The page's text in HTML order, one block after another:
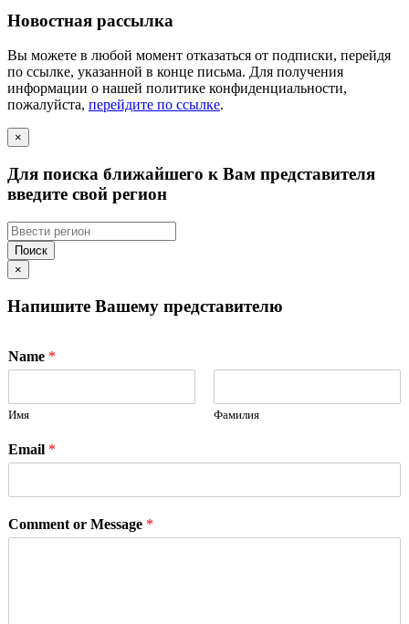
Новостная рассылка
Вы можете в любой момент отказаться от подписки, перейдя
по ссылке, указанной в конце письма. Для получения
информации о нашей политике конфиденциальности,
пожалуйста, перейдите по ссылке.
×
Для поиска ближайшего к Вам представителя
введите свой регион
Поиск
×
Напишите Вашему представителю
Name *
Имя Фамилия
Email *
Comment or Message *